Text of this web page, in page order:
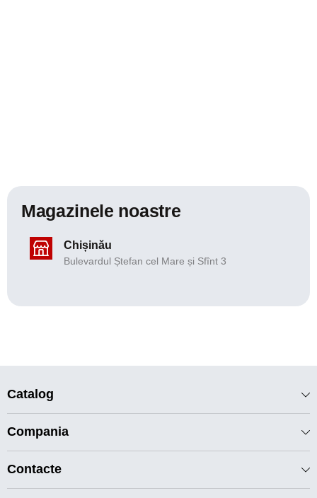
Magazinele noastre
Chișinău
Bulevardul Ștefan cel Mare și Sfînt 3
Catalog
Compania
Contacte